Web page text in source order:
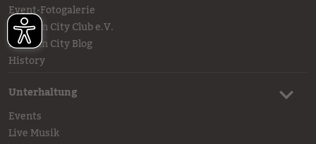
Event-Fotogalerie
Pullman City Club e.V.
Pullman City Blog
History
Unterhaltung
Events
Live Musik